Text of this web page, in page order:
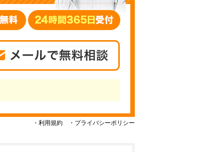
・利用規約 ・プライバシーポリシー